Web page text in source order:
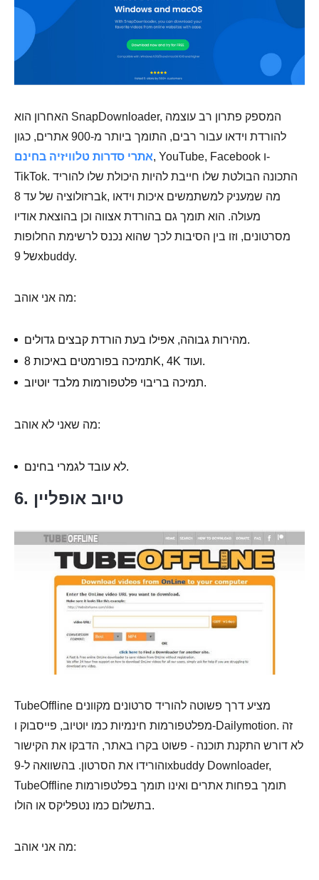
האחרון הוא SnapDownloader, המספק פתרון רב עוצמה
להורדת וידאו עבור רבים, התומך ביותר מ-900 אתרים, כגון
אתרי סדרות טלוויזיה בחינם, YouTube, Facebook ו-
TikTok. התכונה הבולטת שלו חייבת להיות היכולת שלו להוריד
ברזולוציה של עד 8k, מה שמעניק למשתמשים איכות וידאו
מעולה. הוא תומך גם בהורדת אצווה וכן בהוצאת אודיו
מסרטונים, וזו בין הסיבות לכך שהוא נכנס לרשימת החלופות
של 9xbuddy.
מה אני אוהב:
מהירות גבוהה, אפילו בעת הורדת קבצים גדולים.
תמיכה בפורמטים באיכות 8K, 4K ועוד.
תמיכה בריבוי פלטפורמות מלבד יוטיוב.
מה שאני לא אוהב:
לא עובד לגמרי בחינם.
6. טיוב אופליין
TubeOffline מציע דרך פשוטה להוריד סרטונים מקוונים
מפלטפורמות חינמיות כמו יוטיוב, פייסבוק ו-Dailymotion. זה
לא דורש התקנת תוכנה - פשוט בקרו באתר, הדבקו את הקישור
והורידו את הסרטון. בהשוואה ל-9xbuddy Downloader,
TubeOffline תומך בפחות אתרים ואינו תומך בפלטפורמות
בתשלום כמו נטפליקס או הולו.
מה אני אוהב: